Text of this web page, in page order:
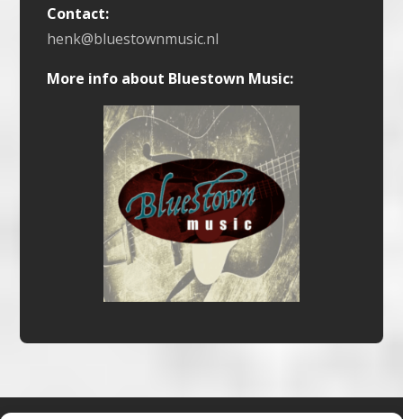
Contact:
henk@bluestownmusic.nl
More info about Bluestown Music: